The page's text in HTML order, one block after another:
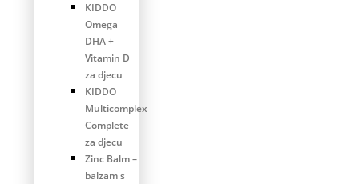
KIDDO
Omega
DHA +
Vitamin D
za djecu
KIDDO
Multicomplex
Complete
za djecu
Zinc Balm –
balzam s